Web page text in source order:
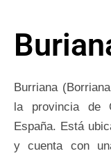
Burriana
la provincia de
España. Está
y cuenta con